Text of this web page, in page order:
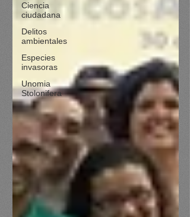
Ciencia
ciudadana
Delitos
ambientales
Especies
invasoras
Unomia
Stolonifera